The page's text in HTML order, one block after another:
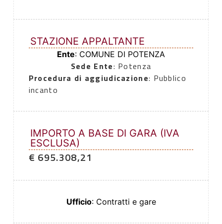
STAZIONE APPALTANTE
Ente: COMUNE DI POTENZA
Sede Ente: Potenza
Procedura di aggiudicazione: Pubblico
incanto
IMPORTO A BASE DI GARA (IVA
ESCLUSA)
€ 695.308,21
Ufficio: Contratti e gare